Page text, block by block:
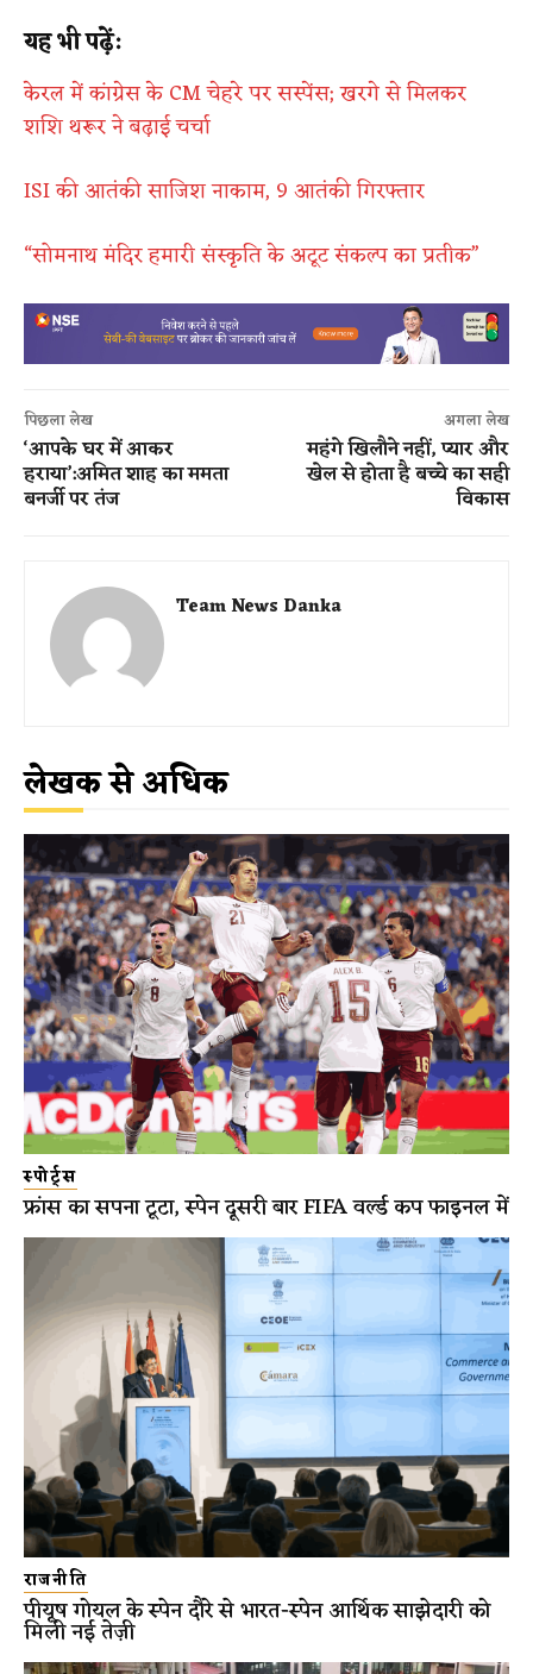
यह भी पढ़ें:
केरल में कांग्रेस के CM चेहरे पर सस्पेंस; खरगे से मिलकर
शशि थरूर ने बढ़ाई चर्चा
ISI की आतंकी साजिश नाकाम, 9 आतंकी गिरफ्तार
“सोमनाथ मंदिर हमारी संस्कृति के अटूट संकल्प का प्रतीक”
पिछला लेख
‘आपके घर में आकर
हराया’:अमित शाह का ममता
बनर्जी पर तंज
अगला लेख
महंगे खिलौने नहीं, प्यार और
खेल से होता है बच्चे का सही
विकास
Team News Danka
लेखक से अधिक
स्पोर्ट्स
फ्रांस का सपना टूटा, स्पेन दूसरी बार FIFA वर्ल्ड कप फाइनल में
राजनीति
पीयूष गोयल के स्पेन दौरे से भारत-स्पेन आर्थिक साझेदारी को
मिली नई तेज़ी